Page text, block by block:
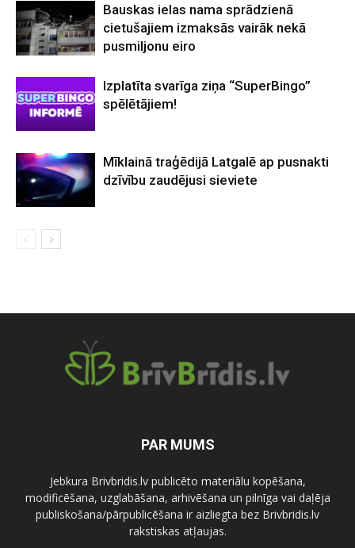
Bauskas ielas nama sprādzienā
cietušajiem izmaksās vairāk nekā
pusmiljonu eiro
Izplatīta svarīga ziņa “SuperBingo”
spēlētājiem!
Mīklainā traģēdijā Latgalē ap pusnakti
dzīvību zaudējusi sieviete
PAR MUMS
Jebkura Brivbridis.lv publicēto materiālu kopēšana,
modificēšana, uzglabāšana, arhivēšana un pilnīga vai daļēja
publiskošana/pārpublicēšana ir aizliegta bez Brivbridis.lv
rakstiskas atļaujas.